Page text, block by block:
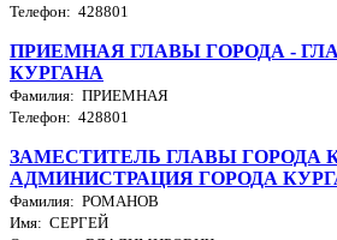
Телефон: 428801
ПРИЕМНАЯ ГЛАВЫ ГОРОДА -
КУРГАНА
Фамилия: ПРИЕМНАЯ
Телефон: 428801
ЗАМЕСТИТЕЛЬ ГЛАВЫ ГОРОДА
АДМИНИСТРАЦИЯ ГОРОДА
Фамилия: РОМАНОВ
Имя: СЕРГЕЙ